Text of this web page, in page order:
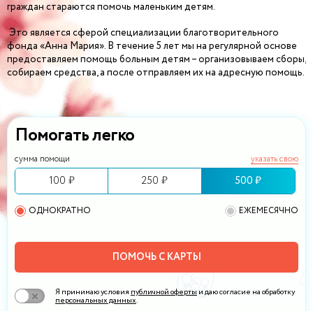
Помогать легко
сумма помощи указать свою
100 ₽ 250 ₽ 500 ₽
ОДНОКРАТНО ЕЖЕМЕСЯЧНО
ПОМОЧЬ С КАРТЫ
Я принимаю условия публичной оферты и даю согласие на обработку
персональных данных.
граждан стараются помочь маленьким детям.
Это является сферой специализации благотворительного
фонда «Анна Мария». В течение 5 лет мы на регулярной основе
предоставляем помощь больным детям – организовываем сборы,
собираем средства, а после отправляем их на адресную помощь.